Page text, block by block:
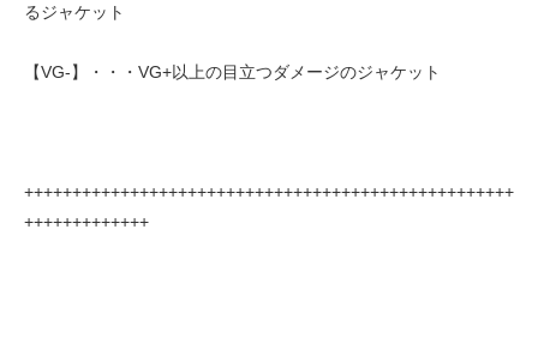
るジャケット
【VG-】・・・VG+以上の目立つダメージのジャケット
+++++++++++++++++++++++++++++++++++++++++++++++++++
+++++++++++++